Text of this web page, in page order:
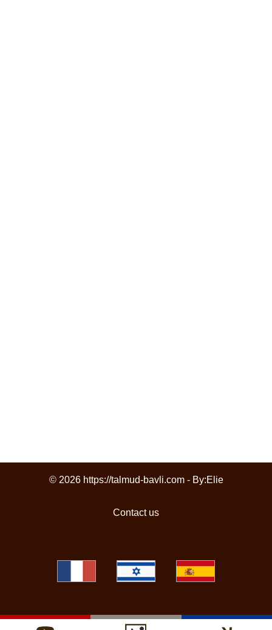
© 2026 https://talmud-bavli.com - By:Elie
Contact us